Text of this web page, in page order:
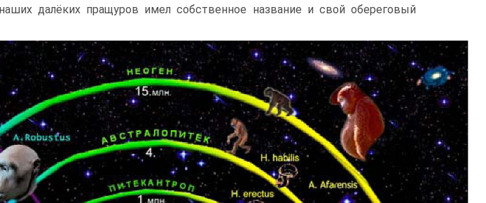
далёких пращуров имел собственное название и свой обереговый